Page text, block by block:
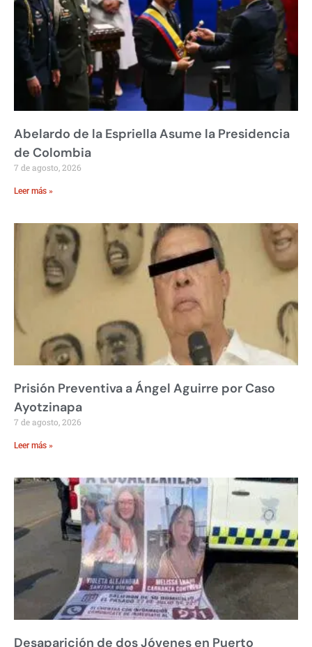
Abelardo de la Espriella Asume la Presidencia
de Colombia
7 de agosto, 2026
Leer más »
Prisión Preventiva a Ángel Aguirre por Caso
Ayotzinapa
7 de agosto, 2026
Leer más »
Desaparición de dos Jóvenes en Puerto